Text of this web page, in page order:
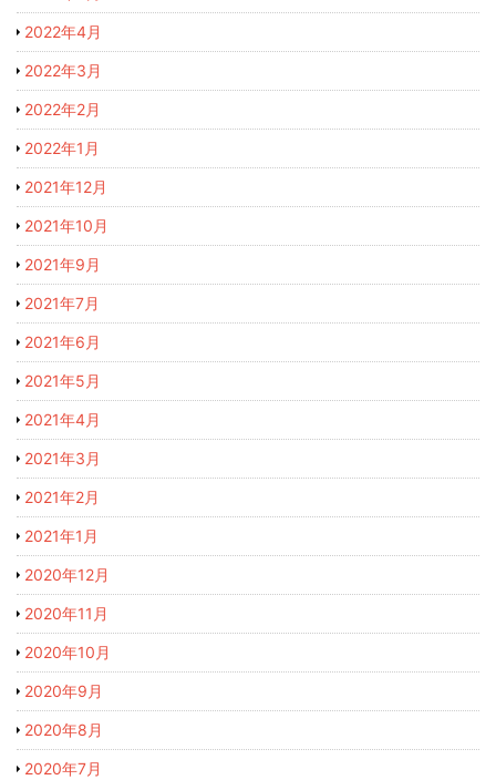
2022年4月
2022年3月
2022年2月
2022年1月
2021年12月
2021年10月
2021年9月
2021年7月
2021年6月
2021年5月
2021年4月
2021年3月
2021年2月
2021年1月
2020年12月
2020年11月
2020年10月
2020年9月
2020年8月
2020年7月